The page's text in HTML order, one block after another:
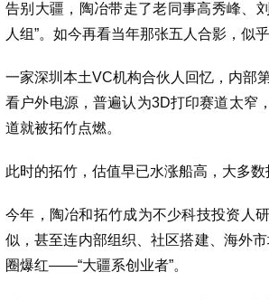
告别大疆，陶冶带走了老同事高秀峰、
人组”。如今再看当年那张五人合影，似
一家深圳本土VC机构合伙人回忆，内部
看户外电源，普遍认为3D打印赛道太窄
道就被拓竹点燃。
此时的拓竹，估值早已水涨船高，大多数
今年，陶冶和拓竹成为不少科技投资人
似，甚至连内部组织、社区搭建、海外
圈爆红——“大疆系创业者”。